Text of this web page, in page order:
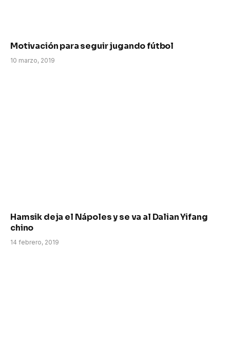
Motivación para seguir jugando fútbol
10 marzo, 2019
Hamsik deja el Nápoles y se va al Dalian Yifang
chino
14 febrero, 2019